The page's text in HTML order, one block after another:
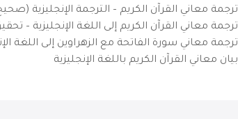
ترجمة معاني القرآن الكريم – الترجمة الإنجليزية
ترجمة معاني القرآن الكريم إلى اللغة الإنجليزية –
ترجمة معاني سورة الفاتحة مع الزهراوين إلى اللغة
بيان معاني القرآن الكريم باللغة الإنجليزية